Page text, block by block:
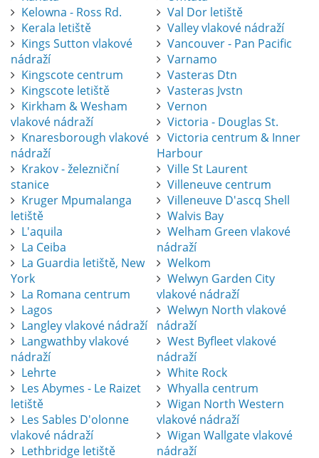
Kelowna - Ross Rd.
Kerala letiště
Kings Sutton vlakové
nádraží
Kingscote centrum
Kingscote letiště
Kirkham & Wesham
vlakové nádraží
Knaresborough vlakové
nádraží
Krakov - železniční
stanice
Kruger Mpumalanga
letiště
L'aquila
La Ceiba
La Guardia letiště, New
York
La Romana centrum
Lagos
Langley vlakové nádraží
Langwathby vlakové
nádraží
Lehrte
Les Abymes - Le Raizet
letiště
Les Sables D'olonne
vlakové nádraží
Lethbridge letiště
Val Dor letiště
Valley vlakové nádraží
Vancouver - Pan Pacific
Varnamo
Vasteras Dtn
Vasteras Jvstn
Vernon
Victoria - Douglas St.
Victoria centrum & Inner
Harbour
Ville St Laurent
Villeneuve centrum
Villeneuve D'ascq Shell
Walvis Bay
Welham Green vlakové
nádraží
Welkom
Welwyn Garden City
vlakové nádraží
Welwyn North vlakové
nádraží
West Byfleet vlakové
nádraží
White Rock
Whyalla centrum
Wigan North Western
vlakové nádraží
Wigan Wallgate vlakové
nádraží